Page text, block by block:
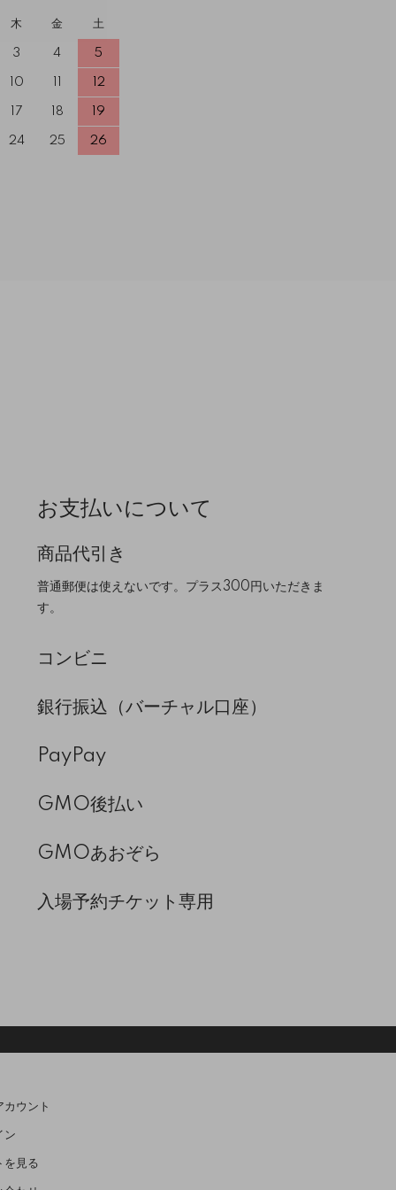
木 金 土
3 4 5
10 12
17 18 19
24 25 26
お支払いについて
商品代引き
普通郵便は使えないです。プラス300円いただきま
す。
コンビニ
銀行振込（バーチャル口座）
PayPay
GMO後払い
GMOあおぞら
入場予約チケット専用
カウント
ン
を見る